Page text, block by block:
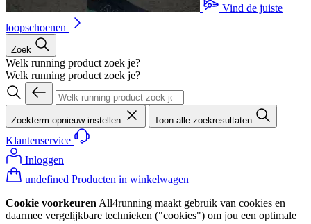
Vind de juiste
loopschoenen
Zoek
Welk running product zoek je?
Welk running product zoek je?
Zoekterm opnieuw instellen Toon alle zoekresultaten
Klantenservice
Inloggen
undefined Producten in winkelwagen
Cookie voorkeuren All4running maakt gebruik van cookies en
daarmee vergelijkbare technieken ("cookies") om jou een optimale